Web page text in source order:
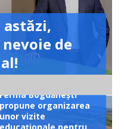
de
Ferma Bogdănești
propune organizarea
unor vizite